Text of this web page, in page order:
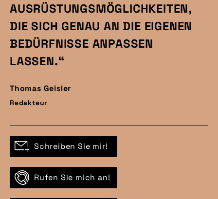
AUSRÜSTUNGSMÖGLICHKEITEN,
DIE SICH GENAU AN DIE EIGENEN
BEDÜRFNISSE ANPASSEN
LASSEN.“
Thomas Geisler
Redakteur
Schreiben Sie mir!
Rufen Sie mich an!